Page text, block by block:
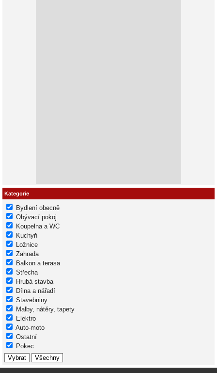
Kategorie
Bydlení obecně
Obývací pokoj
Koupelna a WC
Kuchyň
Ložnice
Zahrada
Balkon a terasa
Střecha
Hrubá stavba
Dílna a nářadí
Stavebniny
Malby, nátěry, tapety
Elektro
Auto-moto
Ostatní
Pokec